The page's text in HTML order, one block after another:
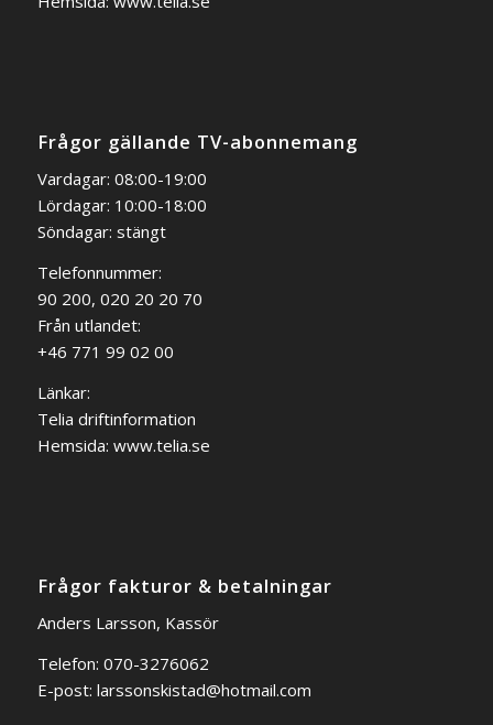
Frågor gällande TV-abonnemang
Vardagar: 08:00-19:00
Lördagar: 10:00-18:00
Söndagar: stängt
Telefonnummer:
90 200, 020 20 20 70
Från utlandet:
+46 771 99 02 00
Länkar:
Telia driftinformation
Hemsida: www.telia.se
Frågor fakturor & betalningar
Anders Larsson, Kassör
Telefon: 070-3276062
E-post: larssonskistad@hotmail.com